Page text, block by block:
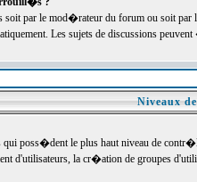
par le mod�rateur du forum ou soit par
Les sujets de discussions
Niveaux
qui poss�dent le plus haut niveau de
d'utilisateurs, la cr�ation de groupes